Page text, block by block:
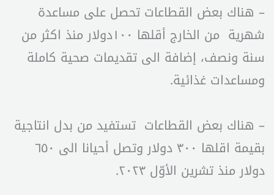
– هناك بعض القطاعات تحصل على مساعدة
شهرية من الخارج أقلها ١٠٠دولار منذ اكثر من
سنة ونصف، إضافة الى تقديمات صحية كاملة
ومساعدات غذائية.
– هناك بعض القطاعات تستفيد من بدل انتاجية
بقيمة اقلها ٣٠٠ دولار وتصل أحيانا الى ٦٥٠
دولار منذ تشرين الأوّل ٢٠٢٣.